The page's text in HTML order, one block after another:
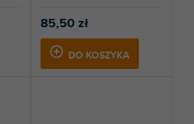
85,50 zł
DO KOSZYKA